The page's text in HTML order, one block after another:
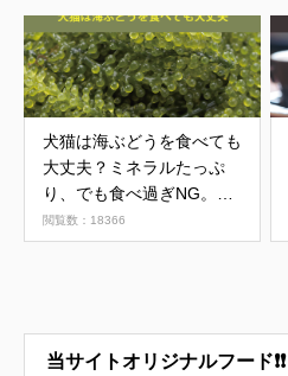
犬猫は海ぶどうを食べても
大丈夫？ミネラルたっぷ
り、でも食べ過ぎNG。注
意点を解説
閲覧数：18366
当サイトオリジナルフード❗❗